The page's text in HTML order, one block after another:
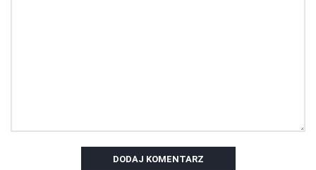
DODAJ KOMENTARZ